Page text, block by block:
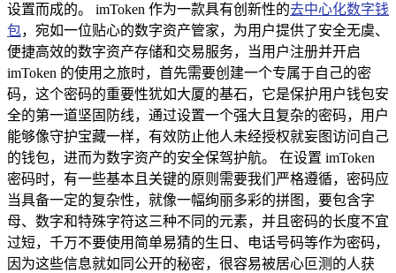
设置而成的。 imToken 作为一款具有创新性的去中心化数字钱
包，宛如一位贴心的数字资产管家，为用户提供了安全无虞、
便捷高效的数字资产存储和交易服务，当用户注册并开启
imToken 的使用之旅时，首先需要创建一个专属于自己的密
码，这个密码的重要性犹如大厦的基石，它是保护用户钱包安
全的第一道坚固防线，通过设置一个强大且复杂的密码，用户
能够像守护宝藏一样，有效防止他人未经授权就妄图访问自己
的钱包，进而为数字资产的安全保驾护航。 在设置 imToken
密码时，有一些基本且关键的原则需要我们严格遵循，密码应
当具备一定的复杂性，就像一幅绚丽多彩的拼图，要包含字
母、数字和特殊字符这三种不同的元素，并且密码的长度不宜
过短，千万不要使用简单易猜的生日、电话号码等作为密码，
因为这些信息就如同公开的秘密，很容易被居心叵测的人获